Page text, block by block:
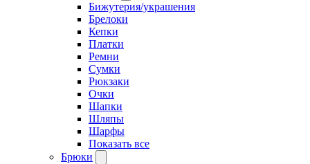
Бижутерия/украшения
Брелоки
Кепки
Платки
Ремни
Сумки
Рюкзаки
Очки
Шапки
Шляпы
Шарфы
Показать все
Брюки